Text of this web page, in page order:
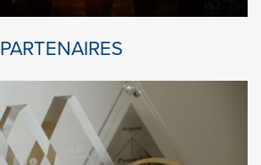
PARTENAIRES